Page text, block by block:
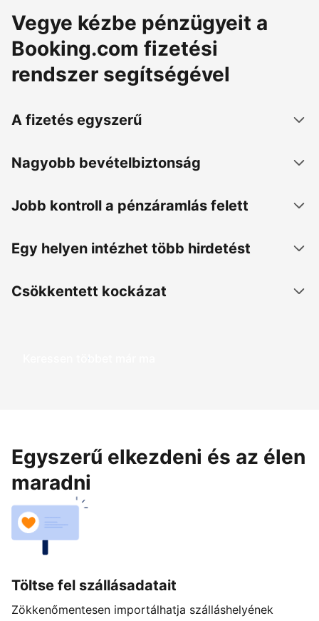
Vegye kézbe pénzügyeit a
Booking.com fizetési
rendszer segítségével
A fizetés egyszerű
Nagyobb bevételbiztonság
Jobb kontroll a pénzáramlás felett
Egy helyen intézhet több hirdetést
Csökkentett kockázat
Keressen többet már ma
Egyszerű elkezdeni és az élen
maradni
Töltse fel szállásadatait
Zökkenőmentesen importálhatja szálláshelyének